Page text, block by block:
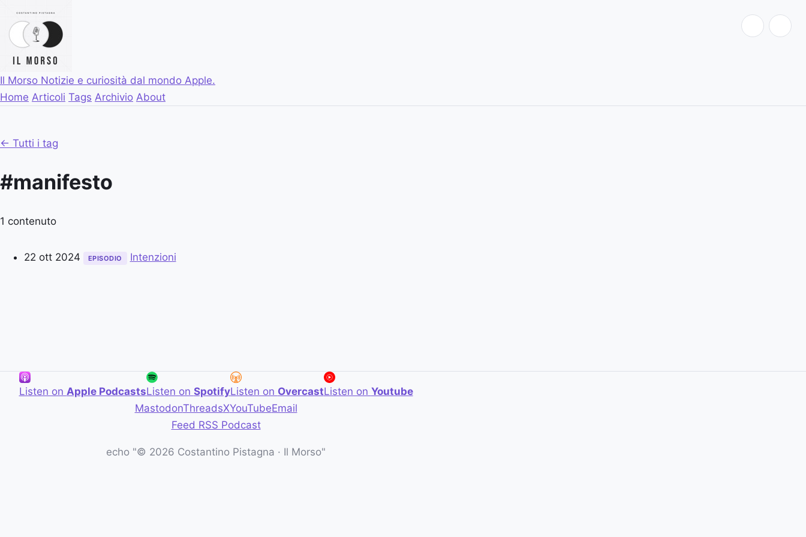
Il Morso Notizie e curiosità dal mondo Apple.
Home Articoli Tags Archivio About
← Tutti i tag
#manifesto
1 contenuto
22 ott 2024 EPISODIO Intenzioni
Listen on Apple PodcastsListen on SpotifyListen on OvercastListen on Youtube
MastodonThreadsXYouTubeEmail
Feed RSS Podcast
echo "© 2026 Costantino Pistagna · Il Morso"